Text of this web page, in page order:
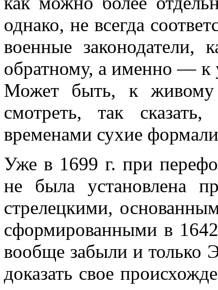
однако, не всегда
военные зако­нодатели,
обрат­ному, а именно — к
Может быть, к
смотреть, так
временами сухие
Уже в 1699 г. при
не была установлена
стрелецкими,
сформированными в
вообще за­были и только
доказать свое